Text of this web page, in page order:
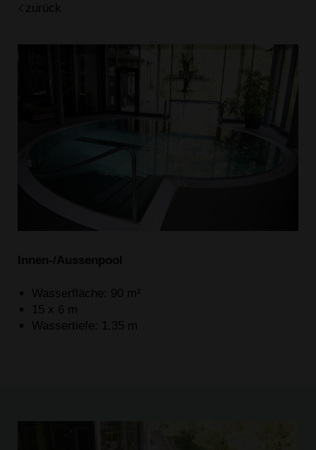
zurück
Innen-/Aussenpool
Wasserfläche: 90 m²
15 x 6 m
Wassertiefe: 1.35 m